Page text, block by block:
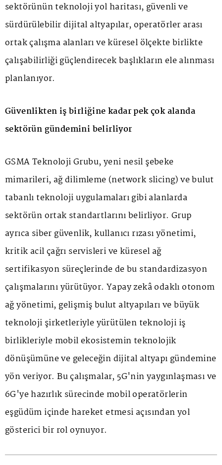
sektörünün teknoloji yol haritası, güvenli ve
sürdürülebilir dijital altyapılar, operatörler arası
ortak çalışma alanları ve küresel ölçekte birlikte
çalışabilirliği güçlendirecek başlıkların ele alınması
planlanıyor.
Güvenlikten iş birliğine kadar pek çok alanda
sektörün gündemini belirliyor
GSMA Teknoloji Grubu, yeni nesil şebeke
mimarileri, ağ dilimleme (network slicing) ve bulut
tabanlı teknoloji uygulamaları gibi alanlarda
sektörün ortak standartlarını belirliyor. Grup
ayrıca siber güvenlik, kullanıcı rızası yönetimi,
kritik acil çağrı servisleri ve küresel ağ
sertifikasyon süreçlerinde de bu standardizasyon
çalışmalarını yürütüyor. Yapay zekâ odaklı otonom
ağ yönetimi, gelişmiş bulut altyapıları ve büyük
teknoloji şirketleriyle yürütülen teknoloji iş
birlikleriyle mobil ekosistemin teknolojik
dönüşümüne ve geleceğin dijital altyapı gündemine
yön veriyor. Bu çalışmalar, 5G'nin yaygınlaşması ve
6G'ye hazırlık sürecinde mobil operatörlerin
eşgüdüm içinde hareket etmesi açısından yol
gösterici bir rol oynuyor.